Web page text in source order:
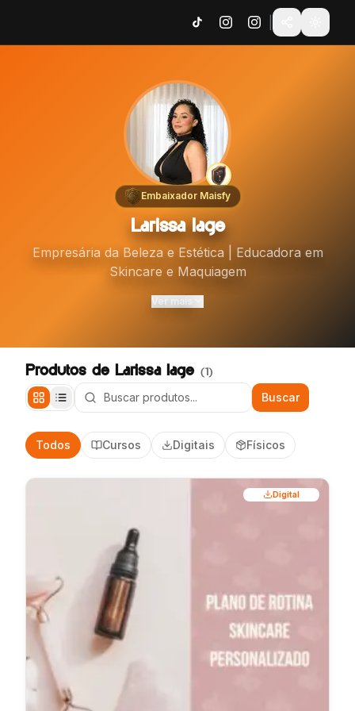
Embaixador Maisfy
Larissa lage
Empresária da Beleza e Estética | Educadora em
Skincare e Maquiagem
Ver mais
Produtos de Larissa lage (1)
Buscar
Todos Cursos Digitais Físicos
Digital